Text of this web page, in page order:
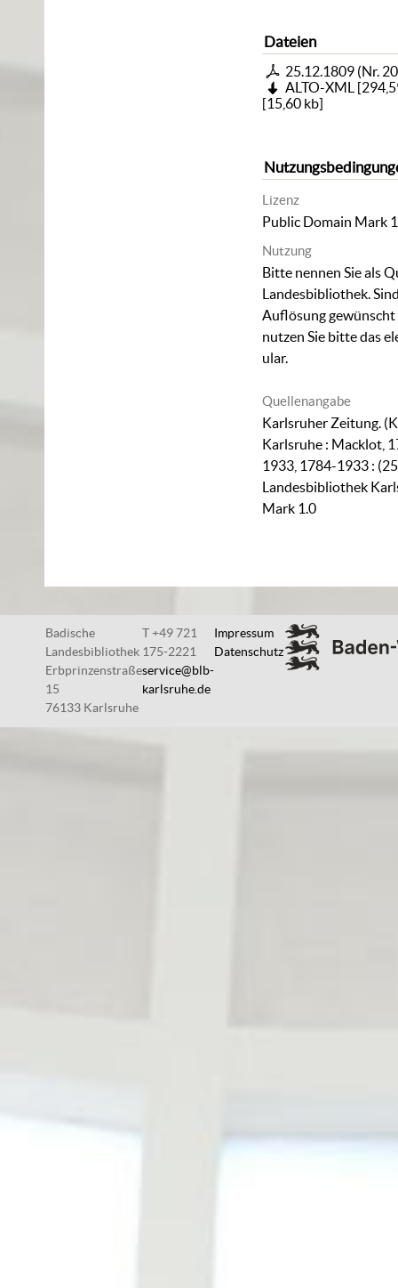
Dateien
25.12.1809 (Nr.
ALTO-XML [
[15,60 kb]
Lizenz
Public Domain Mark
Nutzung
Bitte nennen Sie als
Landesbibliothek.
Auflösung
nutzen Sie bitte das
ular.
Quellenangabe
Karlsruher Zeitung.
Karlsruhe : Macklot,
1933, 1784-1933 :
Landesbibliothek
Mark 1.0
Badische
Landesbibliothek
Erbprinzenstraße
15
76133 Karlsruhe
T +49 721
175-2221
service@blb-
karlsruhe.de
Impressum
Datenschutz